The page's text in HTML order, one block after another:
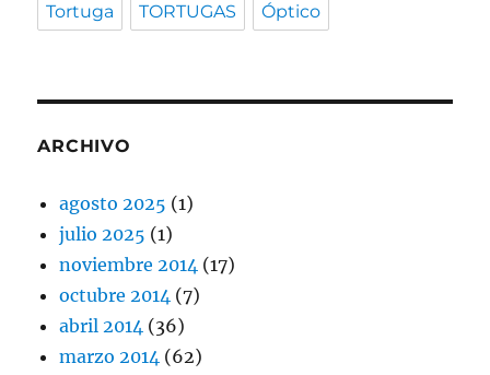
Tortuga TORTUGAS Óptico
ARCHIVO
agosto 2025 (1)
julio 2025 (1)
noviembre 2014 (17)
octubre 2014 (7)
abril 2014 (36)
marzo 2014 (62)